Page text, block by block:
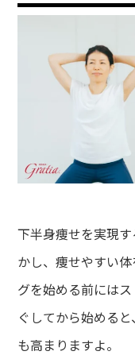
下半身痩せを実現
かし、痩せやすい
グを始める前には
ぐしてから始める
も高まりますよ。